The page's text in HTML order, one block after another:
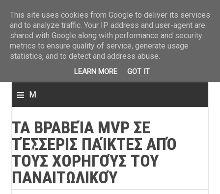
≡ M
n
u
ΤΑ ΒΡΑΒΕΊΑ MVP ΣΕ
ΤΈΣΣΕΡΙΣ ΠΑΊΚΤΕΣ ΑΠΌ
ΤΟΥΣ ΧΟΡΗΓΟΎΣ ΤΟΥ
ΠΑΝΑΙΤΩΛΙΚΟΎ
This site uses cookies from Google to deliver its services
and to analyze traffic. Your IP address and user-agent are
shared with Google along with performance and security
metrics to ensure quality of service, generate usage
statistics, and to detect and address abuse.
LEARN MORE GOT IT